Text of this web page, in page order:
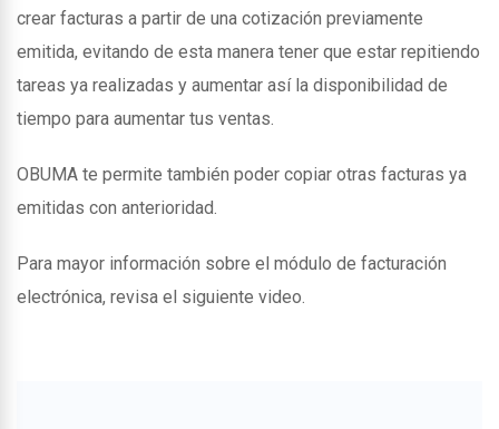
crear facturas a partir de una cotización previamente
emitida, evitando de esta manera tener que estar repitiendo
tareas ya realizadas y aumentar así la disponibilidad de
tiempo para aumentar tus ventas.
OBUMA te permite también poder copiar otras facturas ya
emitidas con anterioridad.
Para mayor información sobre el módulo de facturación
electrónica, revisa el siguiente video.